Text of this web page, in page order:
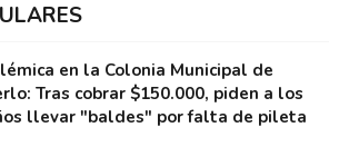
en la Colonia Municipal de
Tras cobrar $150.000, piden a los
llevar "baldes" por falta de pileta